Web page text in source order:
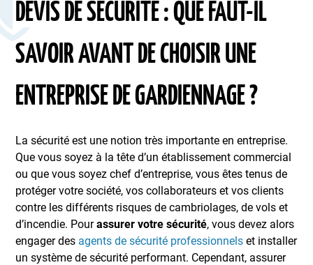
DEVIS DE SÉCURITÉ : QUE FAUT-IL
SAVOIR AVANT DE CHOISIR UNE
ENTREPRISE DE GARDIENNAGE ?
La sécurité est une notion très importante en entreprise.
Que vous soyez à la tête d’un établissement commercial
ou que vous soyez chef d’entreprise, vous êtes tenus de
protéger votre société, vos collaborateurs et vos clients
contre les différents risques de cambriolages, de vols et
d’incendie. Pourassurer votre sécurité, vous devez alors
engager des agents de sécurité professionnels et installer
un système de sécurité performant. Cependant, assurer